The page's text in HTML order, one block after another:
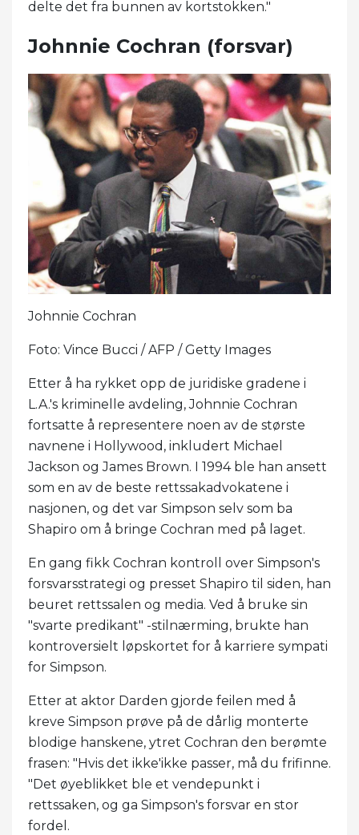
delte det fra bunnen av kortstokken."
Johnnie Cochran (forsvar)
Johnnie Cochran
Foto: Vince Bucci / AFP / Getty Images
Etter å ha rykket opp de juridiske gradene i
L.A.'s kriminelle avdeling, Johnnie Cochran
fortsatte å representere noen av de største
navnene i Hollywood, inkludert Michael
Jackson og James Brown. I 1994 ble han ansett
som en av de beste rettssakadvokatene i
nasjonen, og det var Simpson selv som ba
Shapiro om å bringe Cochran med på laget.
En gang fikk Cochran kontroll over Simpson's
forsvarsstrategi og presset Shapiro til siden, han
beuret rettssalen og media. Ved å bruke sin
"svarte predikant" -stilnærming, brukte han
kontroversielt løpskortet for å karriere sympati
for Simpson.
Etter at aktor Darden gjorde feilen med å
kreve Simpson prøve på de dårlig monterte
blodige hanskene, ytret Cochran den berømte
frasen: "Hvis det ikke'ikke passer, må du frifinne.
"Det øyeblikket ble et vendepunkt i
rettssaken, og ga Simpson's forsvar en stor
fordel.